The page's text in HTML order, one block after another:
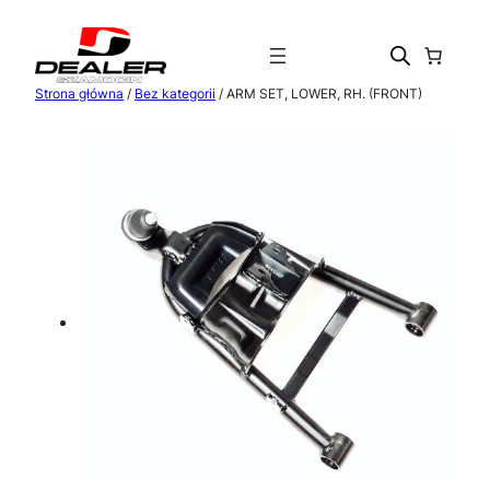
Strona główna / Bez kategorii / ARM SET, LOWER, RH. (FRONT)